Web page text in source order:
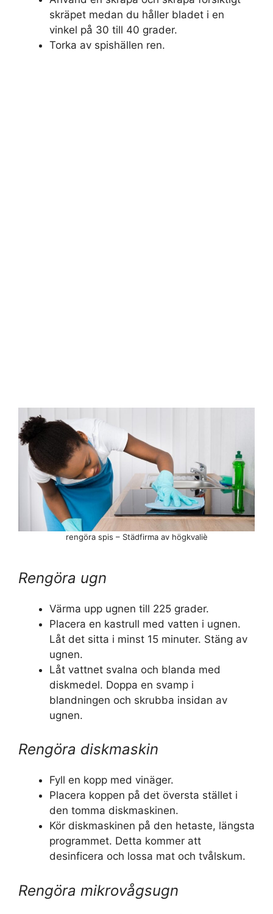
skräpet medan du håller bladet i en
vinkel på 30 till 40 grader.
Torka av spishällen ren.
Rengöra ugn
Värma upp ugnen till 225 grader.
Placera en kastrull med vatten i ugnen.
Låt det sitta i minst 15 minuter. Stäng av
ugnen.
Låt vattnet svalna och blanda med
diskmedel. Doppa en svamp i
blandningen och skrubba insidan av
ugnen.
Rengöra diskmaskin
Fyll en kopp med vinäger.
Placera koppen på det översta stället i
den tomma diskmaskinen.
Kör diskmaskinen på den hetaste, längsta
programmet. Detta kommer att
desinficera och lossa mat och tvålskum.
Rengöra mikrovågsugn
rengöra spis – Städfirma av högkvaliè